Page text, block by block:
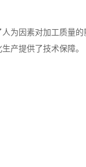
为因素对加工质量的
产提供了技术保障。